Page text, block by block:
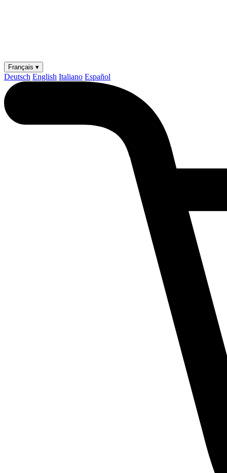
Français ▾
Deutsch English Italiano Español